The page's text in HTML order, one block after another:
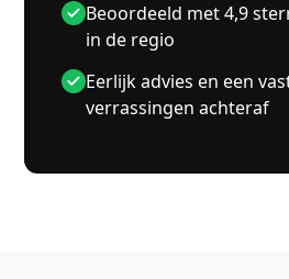
Beoordeeld met 4,9
in de regio
Eerlijk advies en een
verrassingen achteraf